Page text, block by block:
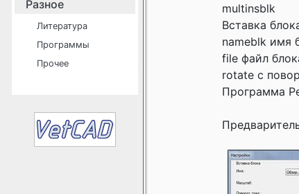
Разное
Литература
Программы
Прочее
multinsblk
Вставка
nameblk имя
file файл
rotate с
Программа